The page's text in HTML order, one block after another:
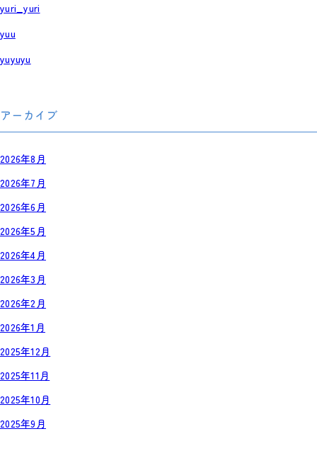
yuri_yuri
yuu
yuyuyu
アーカイブ
2026年8月
2026年7月
2026年6月
2026年5月
2026年4月
2026年3月
2026年2月
2026年1月
2025年12月
2025年11月
2025年10月
2025年9月